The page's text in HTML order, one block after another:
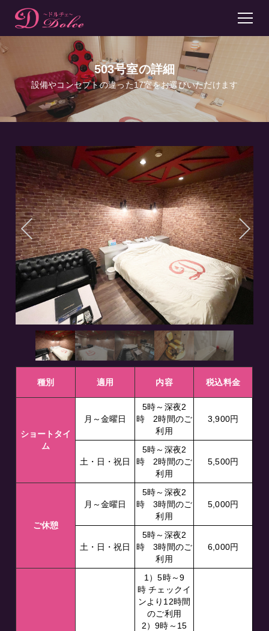
503号室の詳細
設備やコンセプトの違った17室をお選びいただけます
種別 適用 内容 税込料金
ショートタイ
ム
月～金曜日
5時～深夜2
時 2時間のご
利用
3,900円
土・日・祝日
5時～深夜2
時 2時間のご
利用
5,500円
ご休憩
月～金曜日
5時～深夜2
時 3時間のご
利用
5,000円
土・日・祝日
5時～深夜2
時 3時間のご
利用
6,000円
1）5時～9
時 チェックイ
ンより12時間
のご利用
2）9時～15